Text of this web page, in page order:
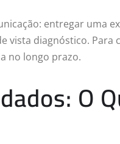
entregar uma
vista diagnóstico.
no longo prazo.
O